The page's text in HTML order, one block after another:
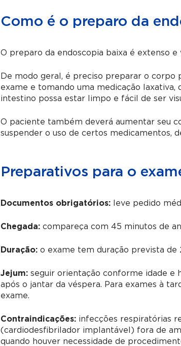
Como é o preparo da
O preparo da endoscopia baixa é extenso
De modo geral, é preciso preparar o corpo
exame e tomando uma medicação
intestino possa estar limpo e fácil de ser
O paciente também deverá aumentar seu
suspender o uso de certos medicamentos,
Preparativos para o
Documentos obrigatórios:leve pedido
Chegada:compareça com 45 minutos de
Duração:o exame tem duração prevista de
Jejum:seguir orientação conforme idade e
após o jantar da véspera. Para exames à
exame.
Contraindicações:infecções respiratórias
(cardiodesfibrilador implantável) fora de
quando houver necessidade de